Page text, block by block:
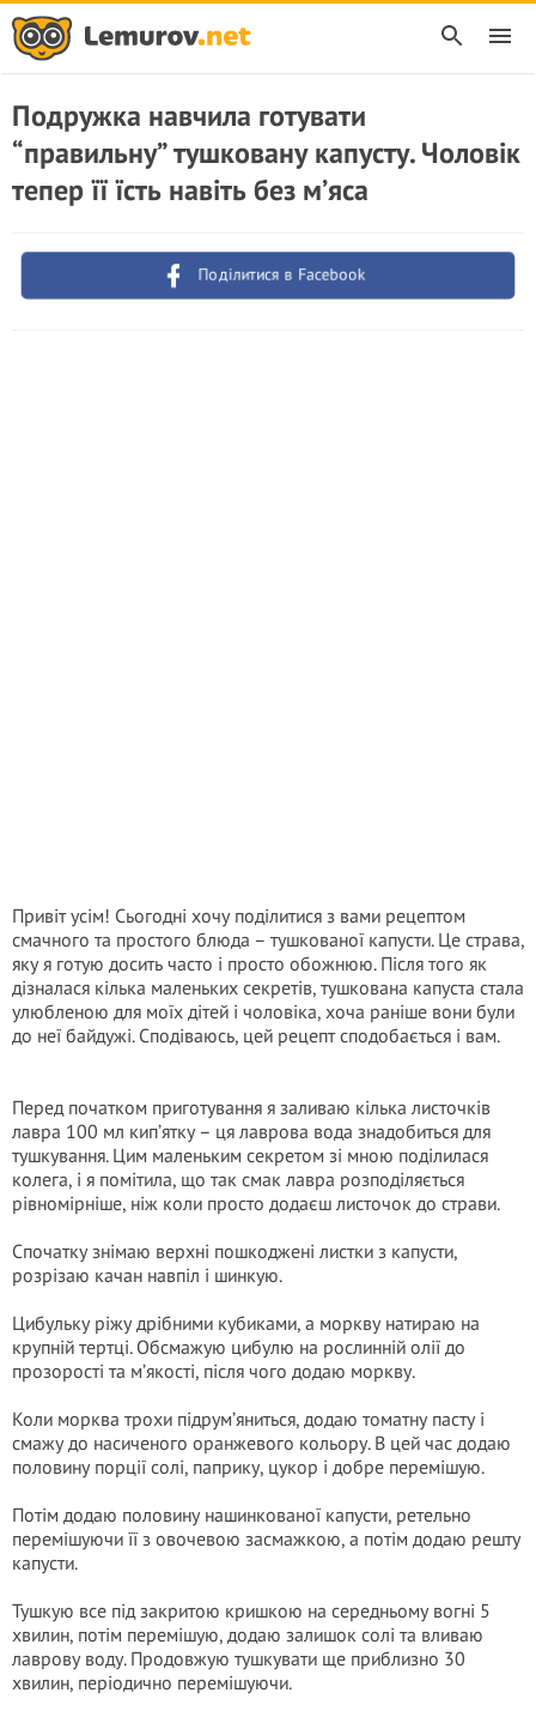
Подружка навчила готувати
“правильну” тушковану капусту. Чоловік
тепер її їсть навіть без м’яса
Поділитися в Facebook
Привіт усім! Сьогодні хочу поділитися з вами рецептом
смачного та простого блюда – тушкованої капусти. Це страва,
яку я готую досить часто і просто обожнюю. Після того як
дізналася кілька маленьких секретів, тушкована капуста стала
улюбленою для моїх дітей і чоловіка, хоча раніше вони були
до неї байдужі. Сподіваюсь, цей рецепт сподобається і вам.
Перед початком приготування я заливаю кілька листочків
лавра 100 мл кип’ятку – ця лаврова вода знадобиться для
тушкування. Цим маленьким секретом зі мною поділилася
колега, і я помітила, що так смак лавра розподіляється
рівномірніше, ніж коли просто додаєш листочок до страви.
Спочатку знімаю верхні пошкоджені листки з капусти,
розрізаю качан навпіл і шинкую.
Цибульку ріжу дрібними кубиками, а моркву натираю на
крупній тертці. Обсмажую цибулю на рослинній олії до
прозорості та м’якості, після чого додаю моркву.
Коли морква трохи підрум’яниться, додаю томатну пасту і
смажу до насиченого оранжевого кольору. В цей час додаю
половину порції солі, паприку, цукор і добре перемішую.
Потім додаю половину нашинкованої капусти, ретельно
перемішуючи її з овочевою засмажкою, а потім додаю решту
капусти.
Тушкую все під закритою кришкою на середньому вогні 5
хвилин, потім перемішую, додаю залишок солі та вливаю
лаврову воду. Продовжую тушкувати ще приблизно 30
хвилин, періодично перемішуючи.